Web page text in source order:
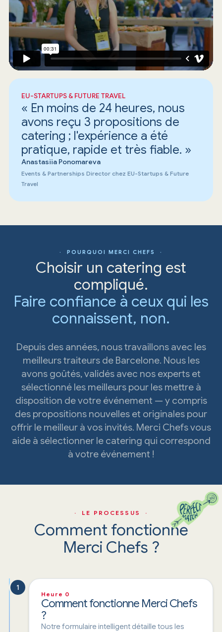
EU-STARTUPS & FUTURE TRAVEL
« En moins de 24 heures, nous
avons reçu 3 propositions de
catering ; l'expérience a été
pratique, rapide et très fiable. »
Anastasiia Ponomareva
Events & Partnerships Director chez EU-Startups & Future
Travel
· POURQUOI MERCI CHEFS ·
Choisir un catering est
compliqué.
Faire confiance à ceux qui les
connaissent, non.
Depuis des années, nous travaillons avec les
meilleurs traiteurs de Barcelone. Nous les
avons goûtés, validés avec nos experts et
sélectionné les meilleurs pour les mettre à
disposition de votre événement — y compris
des propositions nouvelles et originales pour
offrir le meilleur à vos invités. Merci Chefs vous
aide à sélectionner le catering qui correspond
à votre événement !
· LE PROCESSUS ·
Comment fonctionne
Merci Chefs ?
1
Heure 0
Comment fonctionne Merci Chefs
?
Notre formulaire intelligent détaille tous les